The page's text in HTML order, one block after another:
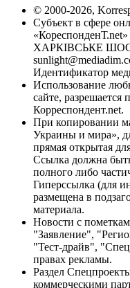
© 2000-2026,
Субъект в сфере
ХАРКІВСЬКЕ ШОСЕ,
Идентификатор
Использование
сайте, разрешается
Корреспондент.net.
При копировании
Украины и мира»,
прямая открытая
Ссылка должна
полного либо
Гиперссылка (для
размещена в
материала.
Новости с
"Заявление",
"Тест-драйв",
правах рекламы.
Раздел
коммерческими